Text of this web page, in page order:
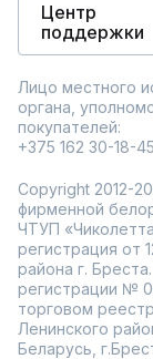
Центр
поддержки
Лицо местного
органа,
покупателей:
+375 162 30-18-45
Copyright 2012-
фирменной
ЧТУП
регистрация от
района г.
регистрации №
торговом
Ленинского
Беларусь,